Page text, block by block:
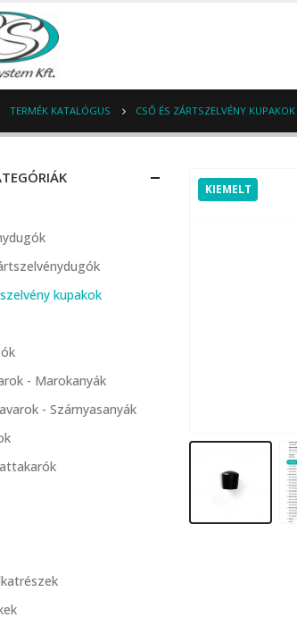
TERMÉK KATALÓGUS CSŐ ÉS ZÁRTSZELVÉNY KUPAKOK
KIEMELT
kupakok
- Marokanyák
- Szárnyasanyák